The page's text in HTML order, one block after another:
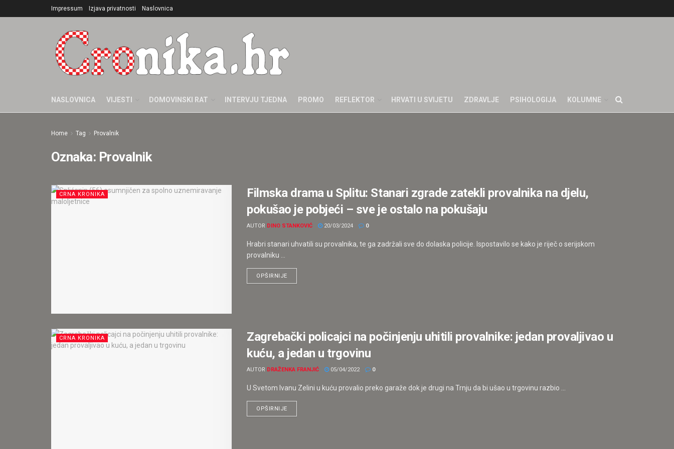
Impressum Izjava privatnosti Naslovnica
NASLOVNICA VIJESTI DOMOVINSKI RAT INTERVJU TJEDNA PROMO REFLEKTOR HRVATI U SVIJETU ZDRAVLJE PSIHOLOGIJA KOLUMNE
Home Tag Provalnik
Oznaka: Provalnik
CRNA KRONIKA
Filmska drama u Splitu: Stanari zgrade zatekli provalnika na djelu,
pokušao je pobjeći – sve je ostalo na pokušaju
AUTOR DINO STANKOVIĆ 20/03/2024 0
Hrabri stanari uhvatili su provalnika, te ga zadržali sve do dolaska policije. Ispostavilo se kako je riječ o serijskom
provalniku ...
OPŠIRNIJE
CRNA KRONIKA
Zagrebački policajci na počinjenju uhitili provalnike: jedan provaljivao u
kuću, a jedan u trgovinu
AUTOR DRAŽENKA FRANJIĆ 05/04/2022 0
U Svetom Ivanu Zelini u kuću provalio preko garaže dok je drugi na Trnju da bi ušao u trgovinu razbio ...
OPŠIRNIJE